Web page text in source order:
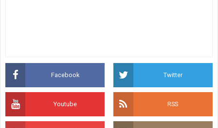
Facebook Twitter
Youtube RSS